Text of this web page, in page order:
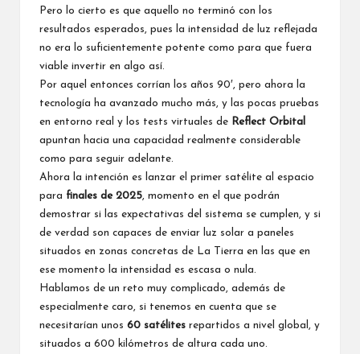
Pero lo cierto es que aquello no terminó con los
resultados esperados, pues la intensidad de luz reflejada
no era lo suficientemente potente como para que fuera
viable invertir en algo así.
Por aquel entonces corrían los años 90′, pero ahora la
tecnología ha avanzado mucho más, y las pocas pruebas
en entorno real y los tests virtuales de Reflect Orbital
apuntan hacia una capacidad realmente considerable
como para seguir adelante.
Ahora la intención es lanzar el primer satélite al espacio
para finales de 2025 , momento en el que podrán
demostrar si las expectativas del sistema se cumplen, y si
de verdad son capaces de enviar luz solar a paneles
situados en zonas concretas de La Tierra en las que en
ese momento la intensidad es escasa o nula.
Hablamos de un reto muy complicado, además de
especialmente caro, si tenemos en cuenta que se
necesitarían unos 60 satélites repartidos a nivel global, y
situados a 600 kilómetros de altura cada uno.